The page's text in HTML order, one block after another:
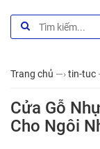
Trang chủ —›tin-tuc
Cửa Gỗ
Cho Ngôi